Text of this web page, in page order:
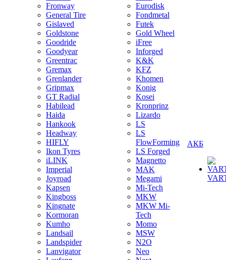
Fronway
General Tire
Gislaved
Goldstone
Goodride
Goodyear
Greentrac
Gremax
Grenlander
Gripmax
GT Radial
Habilead
Haida
Hankook
Headway
HIFLY
Ikon Tyres
iLINK
Imperial
Joyroad
Kapsen
Kingboss
Kingnate
Kormoran
Kumho
Landsail
Landspider
Lanvigator
Eurodisk
Fondmetal
Futek
Gold Wheel
iFree
Inforged
K&K
KFZ
Khomen
Konig
Kosei
Kronprinz
Lizardo
LS
LS
FlowForming
LS Forged
Magnetto
MAK
Megami
Mi-Tech
MKW
MKW Mi-
Tech
Momo
MSW
N2O
Neo
АКБ